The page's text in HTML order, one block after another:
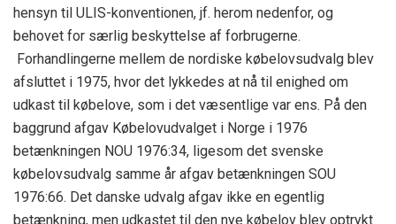
hensyn til ULIS-konventionen, jf. herom nedenfor, og
behovet for særlig beskyttelse af forbrugerne.
Forhandlingerne mellem de nordiske købelovsudvalg blev
afsluttet i 1975, hvor det lykkedes at nå til enighed om
udkast til købelove, som i det væsentlige var ens. På den
baggrund afgav Købelovudvalget i Norge i 1976
betænkningen NOU 1976:34, ligesom det svenske
købelovsudvalg samme år afgav betænkningen SOU
1976:66. Det danske udvalg afgav ikke en egentlig
betænkning, men udkastet til den nye købelov blev optrykt